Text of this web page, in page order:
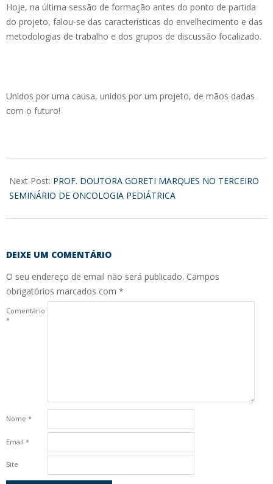
Hoje, na última sessão de formação antes do ponto de partida
do projeto, falou-se das características do envelhecimento e das
metodologias de trabalho e dos grupos de discussão focalizado.
Unidos por uma causa, unidos por um projeto, de mãos dadas
com o futuro!
02-
10
Next Post: PROF. DOUTORA GORETI MARQUES NO TERCEIRO
SEMINÁRIO DE ONCOLOGIA PEDIÁTRICA
DEIXE UM COMENTÁRIO
O seu endereço de email não será publicado. Campos
obrigatórios marcados com *
Comentário
*
Nome *
Email *
Site